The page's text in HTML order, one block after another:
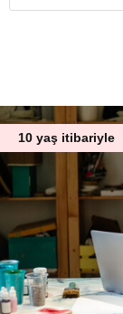
10 yaş itibariyle